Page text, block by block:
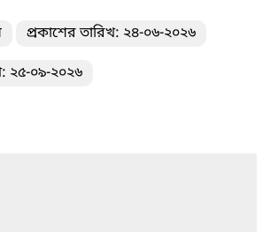
প্রকাশের তারিখ: ২৪-০৬-২০২৬
২৫-০৯-২০২৬